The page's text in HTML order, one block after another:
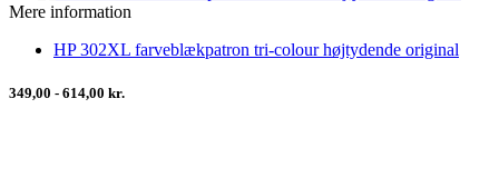
Mere information
HP 302XL farveblækpatron tri-colour højtydende original
349,00 - 614,00 kr.